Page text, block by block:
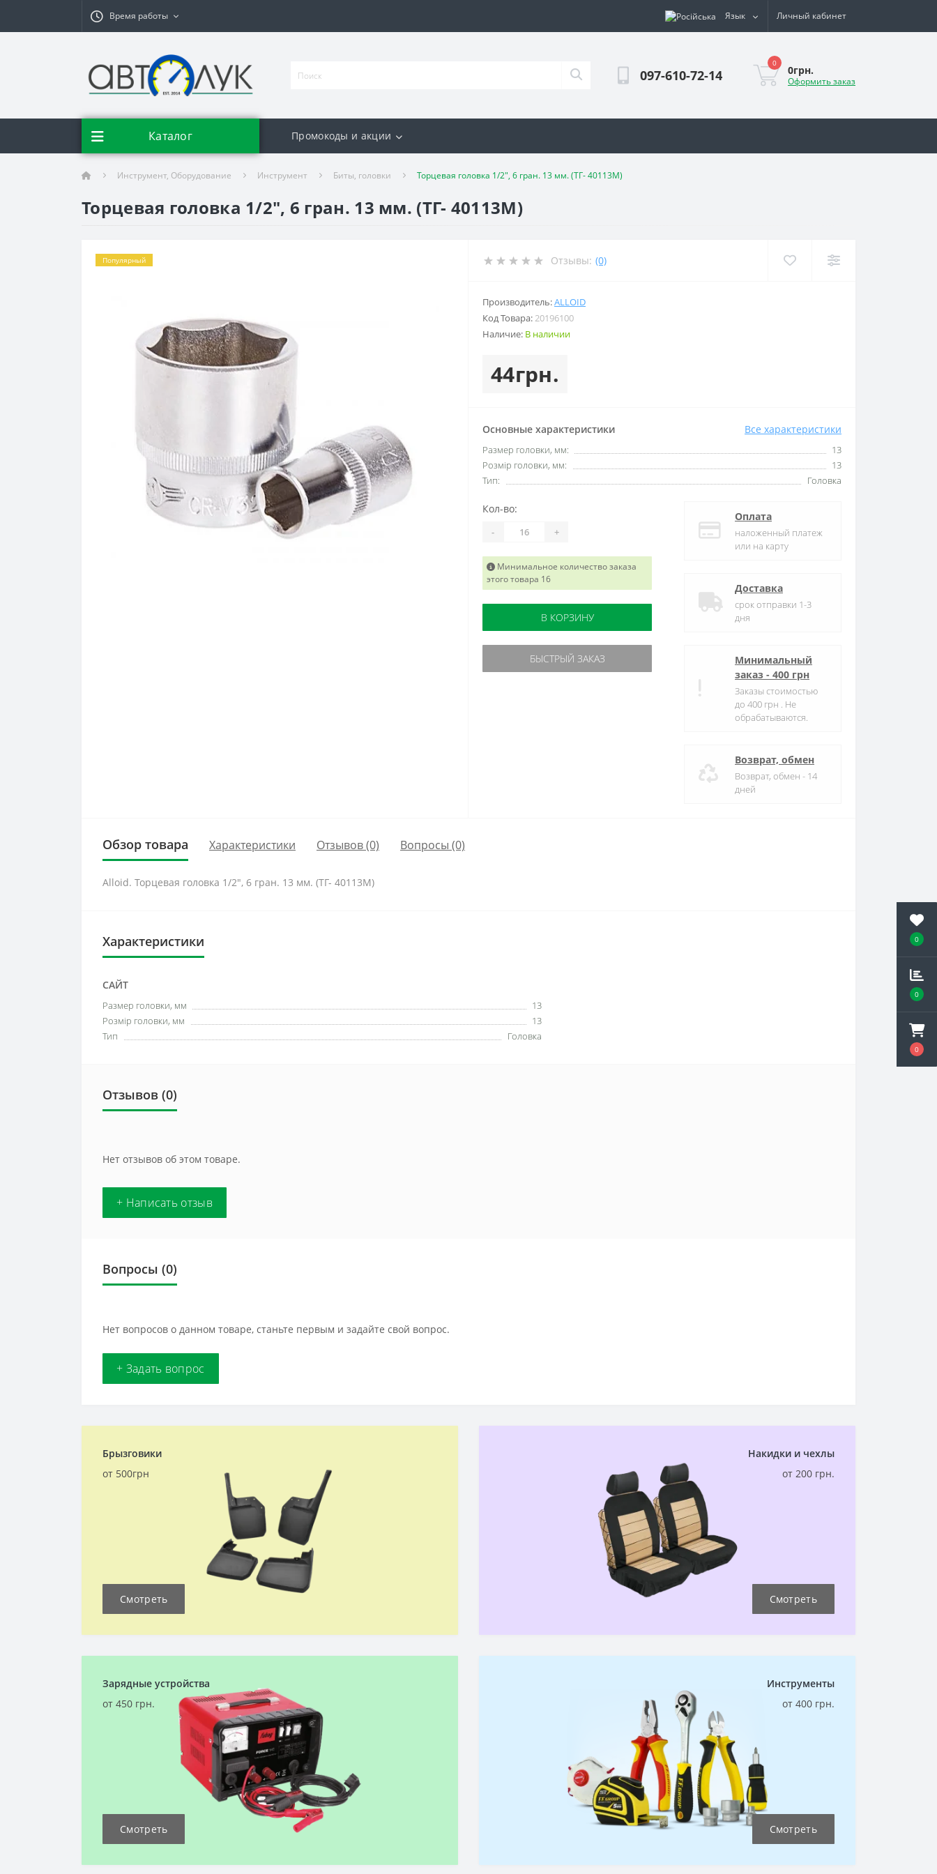
0
0
0
Время работы Язык Личный кабинет
097-610-72-14
0
0грн.
Оформить заказ
Каталог Промокоды и акции
Инструмент, Оборудование Инструмент Биты, головки Торцевая головка 1/2", 6 гран. 13 мм. (ТГ- 40113M)
Торцевая головка 1/2", 6 гран. 13 мм. (ТГ- 40113M)
Популярный Отзывы: (0)
Производитель:ALLOID
Код Товара:20196100
Наличие: В наличии
44грн.
Основные характеристики Все характеристики
Размер головки, мм:
13
Розмір головки, мм:
13
Тип:
Головка
Кол-во:
- +
Минимальное количество заказа
этого товара 16
В КОРЗИНУ
БЫСТРЫЙ ЗАКАЗ
Оплата
наложенный платеж
или на карту
Доставка
срок отправки 1-3
дня
Минимальный
заказ - 400 грн
Заказы стоимостью
до 400 грн . Не
обрабатываются.
Возврат, обмен
Возврат, обмен - 14
дней
Обзор товара Характеристики Отзывов (0) Вопросы (0)
Alloid. Торцевая головка 1/2", 6 гран. 13 мм. (ТГ- 40113M)
Характеристики
САЙТ
Размер головки, мм
13
Розмір головки, мм
13
Тип
Головка
Отзывов (0)
Нет отзывов об этом товаре.
+ Написать отзыв
Вопросы (0)
Нет вопросов о данном товаре, станьте первым и задайте свой вопрос.
+ Задать вопрос
Брызговики
от 500грн
Смотреть
Накидки и чехлы
от 200 грн.
Смотреть
Зарядные устройства
от 450 грн.
Смотреть
Инструменты
от 400 грн.
Смотреть